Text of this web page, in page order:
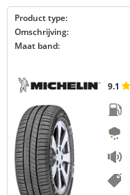
Product type:
Omschrijving:
Maat band:
9.1